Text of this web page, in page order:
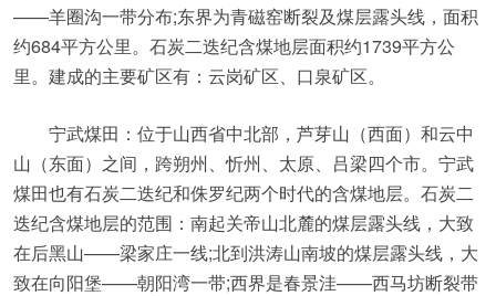
——羊圈沟一带分布;东界为青磁窑断裂及煤层露头线，面积
约684平方公里。石炭二迭纪含煤地层面积约1739平方公
里。建成的主要矿区有：云岗矿区、口泉矿区。
宁武煤田：位于山西省中北部，芦芽山（西面）和云中
山（东面）之间，跨朔州、忻州、太原、吕梁四个市。宁武
煤田也有石炭二迭纪和侏罗纪两个时代的含煤地层。石炭二
迭纪含煤地层的范围：南起关帝山北麓的煤层露头线，大致
在后黑山——梁家庄一线;北到洪涛山南坡的煤层露头线，大
致在向阳堡——朝阳湾一带;西界是春景洼——西马坊断裂带